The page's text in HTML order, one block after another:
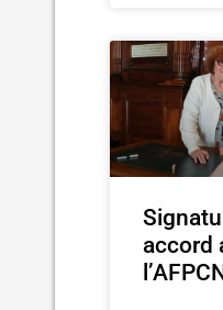
accord